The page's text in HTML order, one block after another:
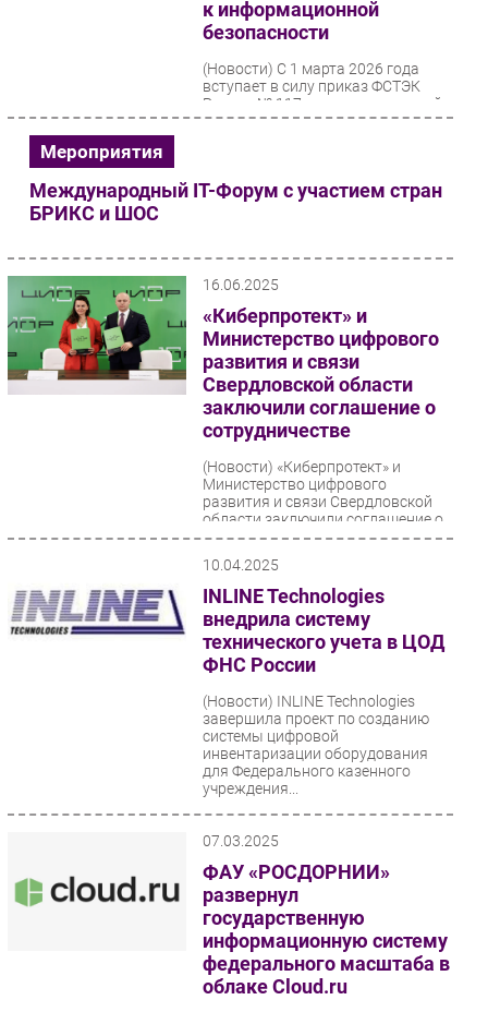
к информационной
безопасности
(Новости) С 1 марта 2026 года
вступает в силу приказ ФСТЭК
России № 117, устанавливающий
новые, жёсткие правила
Мероприятия
Международный IT-Форум с участием стран
БРИКС и ШОС
16.06.2025
«Киберпротект» и
Министерство цифрового
развития и связи
Свердловской области
заключили соглашение о
сотрудничестве
(Новости) «Киберпротект» и
Министерство цифрового
развития и связи Свердловской
области заключили соглашение о
сотрудничестве. Со стороны
10.04.2025
INLINE Technologies
внедрила систему
технического учета в ЦОД
ФНС России
(Новости) INLINE Technologies
завершила проект по созданию
системы цифровой
инвентаризации оборудования
для Федерального казенного
учреждения...
07.03.2025
ФАУ «РОСДОРНИИ»
развернул
государственную
информационную систему
федерального масштаба в
облаке Cloud.ru